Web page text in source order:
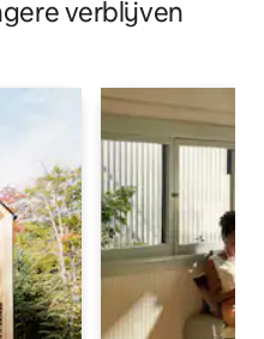
verblijven